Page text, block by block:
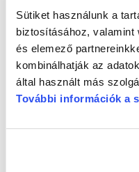
Sütiket használunk a
biztosításához, valamint
és elemező
kombinálhatják az
által használt más
További információk a
Rieger Tibor [Prokopp
Kisalföld, 1988. június 8.